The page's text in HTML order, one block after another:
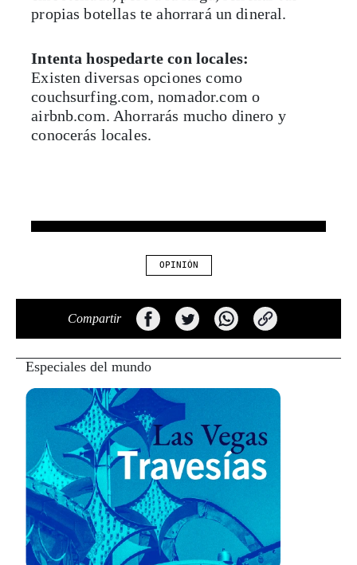
propias botellas te ahorrará un dineral.
Intenta hospedarte con locales:
Existen diversas opciones como
couchsurfing.com, nomador.com o
airbnb.com. Ahorrarás mucho dinero y
conocerás locales.
OPINIÓN
Compartir
Especiales del mundo